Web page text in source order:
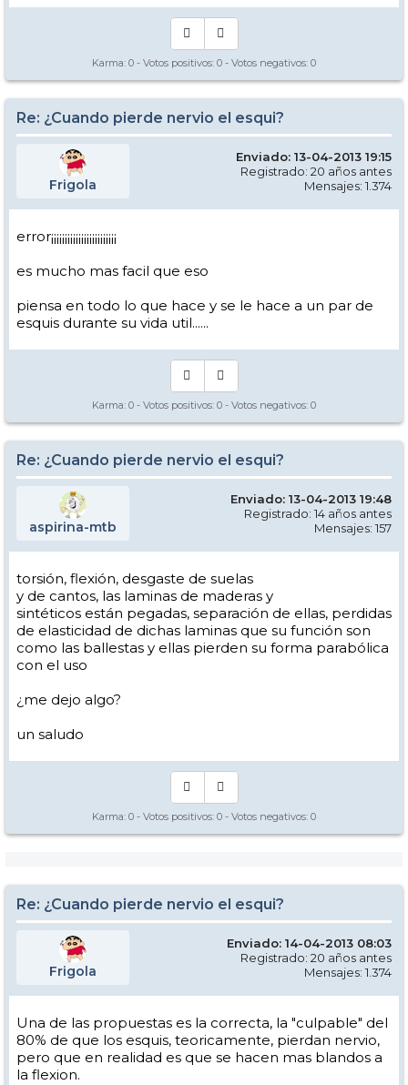
Karma: 0 - Votos positivos: 0 - Votos negativos: 0
Re: ¿Cuando pierde nervio el esqui?
Frigola
Enviado: 13-04-2013 19:15
Registrado: 20 años antes
Mensajes: 1.374
error¡¡¡¡¡¡¡¡¡¡¡¡¡¡¡¡¡¡¡¡¡¡¡¡
es mucho mas facil que eso
piensa en todo lo que hace y se le hace a un par de
esquis durante su vida util......
Karma: 0 - Votos positivos: 0 - Votos negativos: 0
Re: ¿Cuando pierde nervio el esqui?
aspirina-mtb
Enviado: 13-04-2013 19:48
Registrado: 14 años antes
Mensajes: 157
torsión, flexión, desgaste de suelas
y de cantos, las laminas de maderas y
sintéticos están pegadas, separación de ellas, perdidas
de elasticidad de dichas laminas que su función son
como las ballestas y ellas pierden su forma parabólica
con el uso
¿me dejo algo?
un saludo
Karma: 0 - Votos positivos: 0 - Votos negativos: 0
Re: ¿Cuando pierde nervio el esqui?
Frigola
Enviado: 14-04-2013 08:03
Registrado: 20 años antes
Mensajes: 1.374
Una de las propuestas es la correcta, la "culpable" del
80% de que los esquis, teoricamente, pierdan nervio,
pero que en realidad es que se hacen mas blandos a
la flexion.